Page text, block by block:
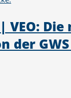
VEO: Die
der